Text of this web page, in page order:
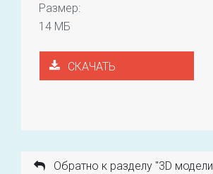
Размер:
14 МБ
СКАЧАТЬ
Обратно к разделу "3D модели